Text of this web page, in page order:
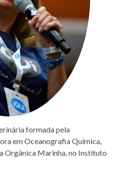
formada pela
em Oceanografia Química,
Orgânica Marinha, no Instituto